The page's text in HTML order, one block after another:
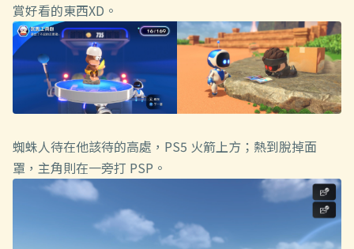
賞好看的東西XD。
蜘蛛人待在他該待的高處，PS5 火箭上方；熱到脫掉面
罩，主角則在一旁打 PSP。